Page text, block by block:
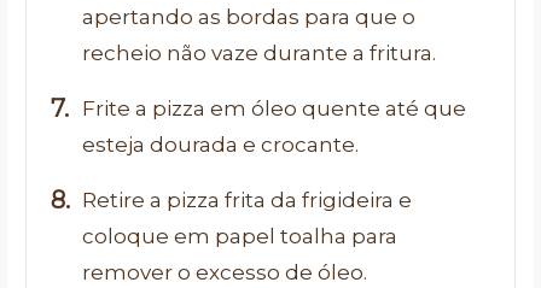
apertando as bordas para que o
recheio não vaze durante a fritura.
Frite a pizza em óleo quente até que
esteja dourada e crocante.
Retire a pizza frita da frigideira e
coloque em papel toalha para
remover o excesso de óleo.